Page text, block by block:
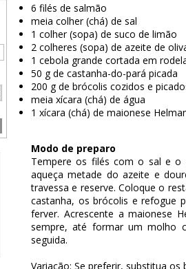
6 filés de salmão
meia colher (chá) de sal
1 colher (sopa) de suco de limão
2 colheres (sopa) de azeite de
1 cebola grande cortada em
50 g de castanha-do-pará picada
200 g de brócolis cozidos e
meia xícara (chá) de água
1 xícara (chá) de maionese
Modo de preparo
Tempere os filés com o sal e o
aqueça metade do azeite e
travessa e reserve. Coloque o
castanha, os brócolis e refogue
ferver. Acrescente a maionese
sempre, até formar um molho
seguida.
Variação: Se preferir, substitua